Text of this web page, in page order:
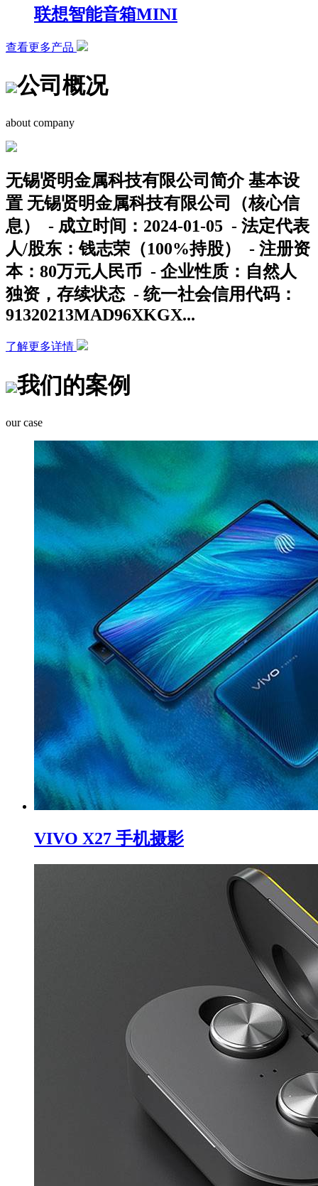
联想智能音箱MINI
查看更多产品
公司概况
about company
无锡贤明金属科技有限公司简介 基本设
置 无锡贤明金属科技有限公司（核心信
息） - 成立时间：2024-01-05 - 法定代表
人/股东：钱志荣（100%持股） - 注册资
本：80万元人民币 - 企业性质：自然人
独资，存续状态 - 统一社会信用代码：
91320213MAD96XKGX...
了解更多详情
我们的案例
our case
VIVO X27 手机摄影